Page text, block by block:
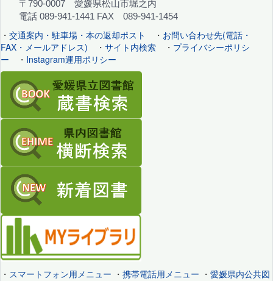
〒790-0007 愛媛県松山市堀之内
電話 089-941-1441 FAX 089-941-1454
・ 交通案内・駐車場・本の返却ポスト ・ お問い合わせ先(電話・
FAX・メールアドレス) ・ サイト内検索 ・ プライバシーポリシ
ー ・ Instagram運用ポリシー
・ スマートフォン用メニュー ・ 携帯電話用メニュー ・ 愛媛県内公共図